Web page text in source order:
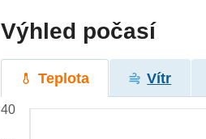
Výhled počasí
Teplota Vítr
40